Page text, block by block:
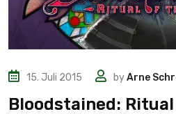
15. Juli 2015 byArne
Bloodstained: